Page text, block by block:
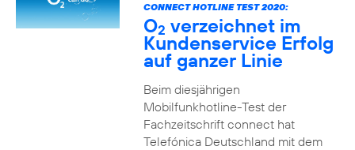
CONNECT HOTLINE TEST 2020:
O2 verzeichnet im
Kundenservice Erfolg
auf ganzer Linie
Beim diesjährigen
Mobilfunkhotline-Test der
Fachzeitschrift connect hat
Telefónica Deutschland mit dem